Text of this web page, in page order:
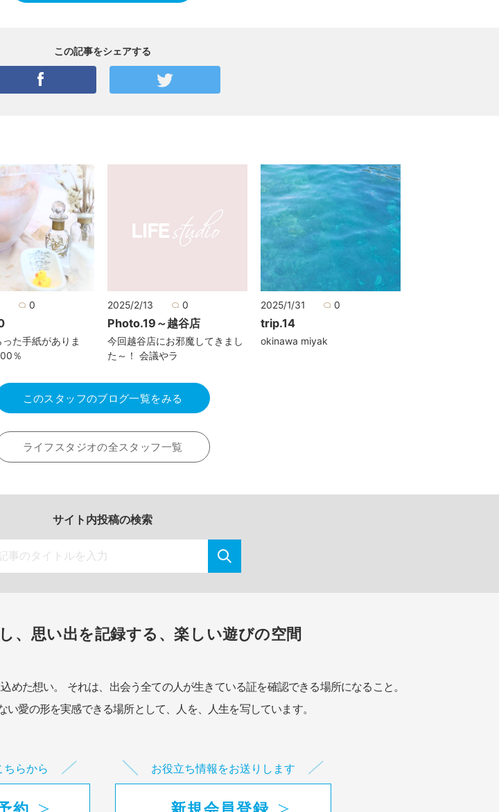
この記事をシェアする
0
た手紙がありま
％
2025/2/13 0
Photo.19～越谷店
今回越谷店にお邪魔してきまし
た～！ 会議やラ
2025/1/31 0
trip.14
okinawa miyak
このスタッフのブログ一覧をみる
ライフスタジオの全スタッフ一覧
サイト内投稿の検索
、思い出を記録する、楽しい遊びの空間
めた想い。
それは、出会う全ての人が生きている証を確認できる場所になること。
い愛の形を実感できる場所として、 人を、人生を写しています。
ちらから
約
お役立ち情報をお送りします
新規会員登録